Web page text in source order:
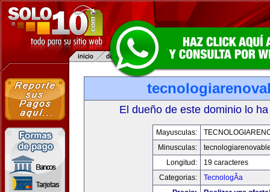
El dueño de este dominio lo
Mayusculas:
Minusculas:
Longitud:
19 caracteres
Categorias:
TecnologÃ­a